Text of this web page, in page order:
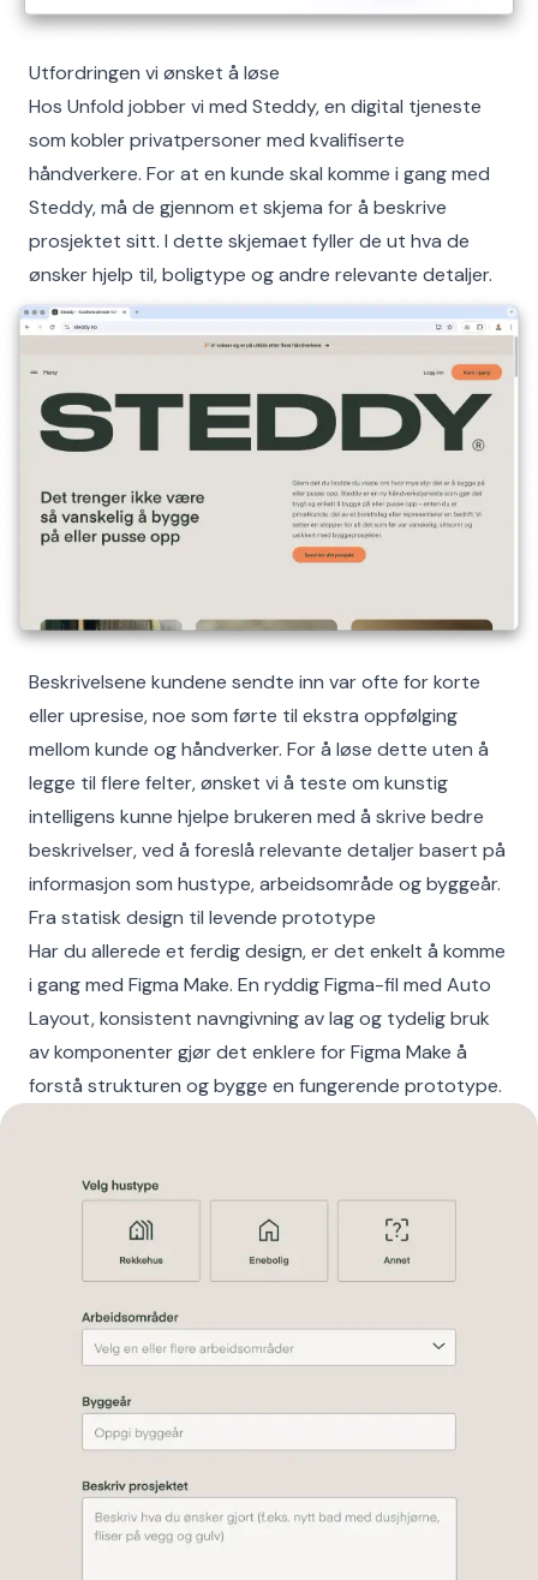
Utfordringen vi ønsket å løse
Hos Unfold jobber vi med Steddy, en digital tjeneste
som kobler privatpersoner med kvalifiserte
håndverkere. For at en kunde skal komme i gang med
Steddy, må de gjennom et skjema for å beskrive
prosjektet sitt. I dette skjemaet fyller de ut hva de
ønsker hjelp til, boligtype og andre relevante detaljer.
Beskrivelsene kundene sendte inn var ofte for korte
eller upresise, noe som førte til ekstra oppfølging
mellom kunde og håndverker. For å løse dette uten å
legge til flere felter, ønsket vi å teste om kunstig
intelligens kunne hjelpe brukeren med å skrive bedre
beskrivelser, ved å foreslå relevante detaljer basert på
informasjon som hustype, arbeidsområde og byggeår.
Fra statisk design til levende prototype
Har du allerede et ferdig design, er det enkelt å komme
i gang med Figma Make. En ryddig Figma-fil med Auto
Layout, konsistent navngivning av lag og tydelig bruk
av komponenter gjør det enklere for Figma Make å
forstå strukturen og bygge en fungerende prototype.